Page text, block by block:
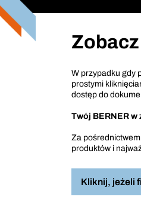
Zobacz
W przypadku gdy
prostymi
dostęp do
Twój BERNER w
Za
produktów i
Kliknij, jeżeli